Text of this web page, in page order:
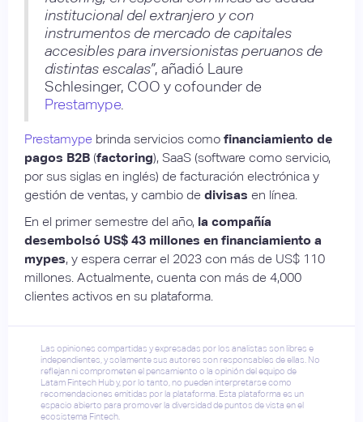
institucional del extranjero y con
instrumentos de mercado de capitales
accesibles para inversionistas peruanos de
distintas escalas”, añadió Laure
Schlesinger, COO y cofounder de
Prestamype.
Prestamype brinda servicios como financiamiento de
pagos B2B (factoring), SaaS (software como servicio,
por sus siglas en inglés) de facturación electrónica y
gestión de ventas, y cambio de divisas en línea.
En el primer semestre del año, la compañía
desembolsó US$ 43 millones en financiamiento a
mypes, y espera cerrar el 2023 con más de US$ 110
millones. Actualmente, cuenta con más de 4,000
clientes activos en su plataforma.
Las opiniones compartidas y expresadas por los analistas son libres e
independientes, y solamente sus autores son responsables de ellas. No
reflejan ni comprometen el pensamiento o la opinión del equipo de
Latam Fintech Hub y, por lo tanto, no pueden interpretarse como
recomendaciones emitidas por la plataforma. Esta plataforma es un
espacio abierto para promover la diversidad de puntos de vista en el
ecosistema Fintech.